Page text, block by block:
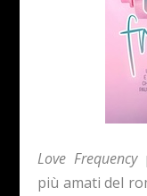
Love Frequency
più amati del